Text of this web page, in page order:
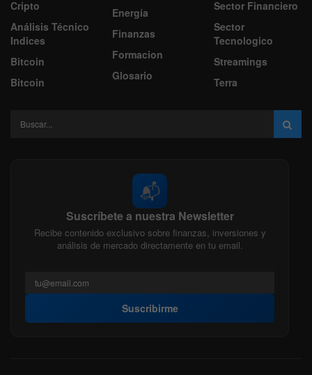
Cripto
Análisis Técnico
Indices
Bitcoin
Bitcoin
Energía
Finanzas
Formacion
Glosario
Sector Financiero
Sector
Tecnologico
Streamings
Terra
📬
Suscríbete a nuestra Newsletter
Recibe contenido exclusivo sobre finanzas, inversiones y
análisis de mercado directamente en tu email.
Suscribirme